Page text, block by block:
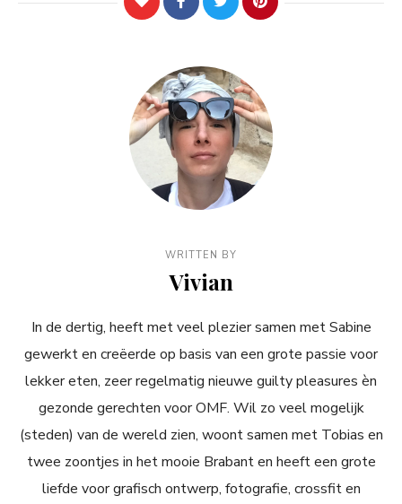
WRITTEN BY
Vivian
In de dertig, heeft met veel plezier samen met Sabine
gewerkt en creëerde op basis van een grote passie voor
lekker eten, zeer regelmatig nieuwe guilty pleasures èn
gezonde gerechten voor OMF. Wil zo veel mogelijk
(steden) van de wereld zien, woont samen met Tobias en
twee zoontjes in het mooie Brabant en heeft een grote
liefde voor grafisch ontwerp, fotografie, crossfit en